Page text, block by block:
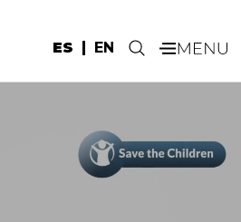
ES EN .